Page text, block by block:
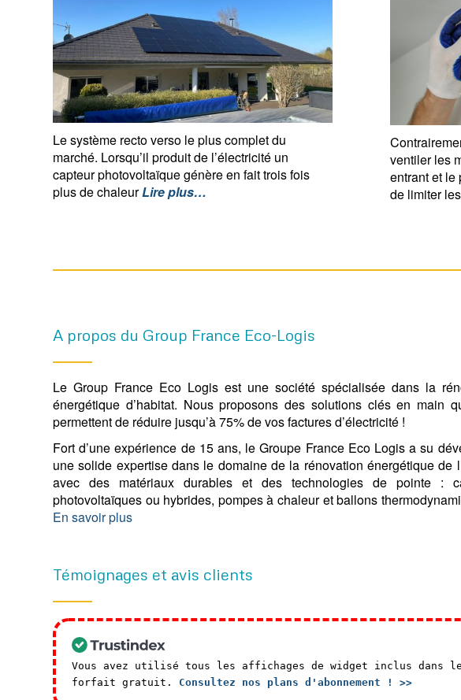
Le système recto verso le plus complet du
marché. Lorsqu’il produit de l’électricité un
capteur photovoltaïque génère en fait trois fois
plus de chaleurLire plus…
ventiler les
entrant et le
de limiter
A propos du Group France Eco-Logis
Le Group France Eco Logis est une société spécialisée dans la
énergétique d’habitat. Nous proposons des solutions clés en main
permettent de réduire jusqu’à 75% de vos factures d’électricité !
Fort d’une expérience de 15 ans, le Groupe France Eco Logis a su
une solide expertise dans le domaine de la rénovation énergétique de
avec des matériaux durables et des technologies de pointe :
photovoltaïques ou hybrides, pompes à chaleur et ballons
En savoir plus
Témoignages et avis clients
Vous avez utilisé tous les affichages de widget inclus dans le
forfait gratuit. Consultez nos plans d'abonnement ! >>